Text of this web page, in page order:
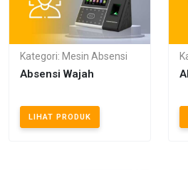
Kategori: Mesin Absensi
Absensi Wajah
LIHAT PRODUK